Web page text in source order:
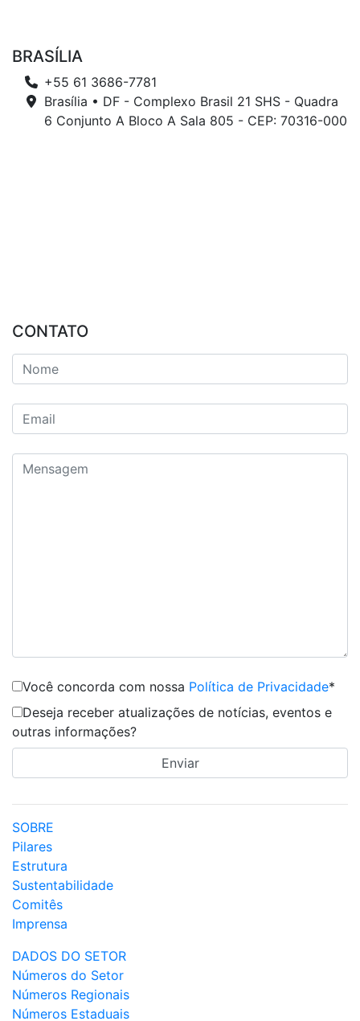
BRASÍLIA
+55 61 3686-7781
Brasília • DF - Complexo Brasil 21 SHS - Quadra
6 Conjunto A Bloco A Sala 805 - CEP: 70316-000
CONTATO
Você concorda com nossa Política de Privacidade*
Deseja receber atualizações de notícias, eventos e
outras informações?
SOBRE
Pilares
Estrutura
Sustentabilidade
Comitês
Imprensa
DADOS DO SETOR
Números do Setor
Números Regionais
Números Estaduais